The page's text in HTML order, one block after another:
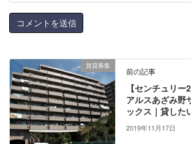
賃貸募集
前の記事
【センチュリ
アルスあざみ野
ックス｜貸した
2019年11月17日